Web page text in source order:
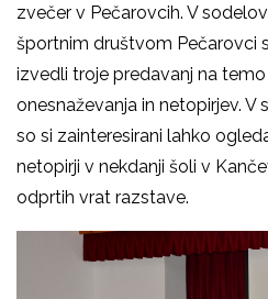
zvečer v Pečarovcih. V
športnim društvom Pečarovci
izvedli troje predavanj na
onesnaževanja in netopirjev.
so si zainteresirani lahko
netopirji v nekdanji šoli v
odprtih vrat razstave.